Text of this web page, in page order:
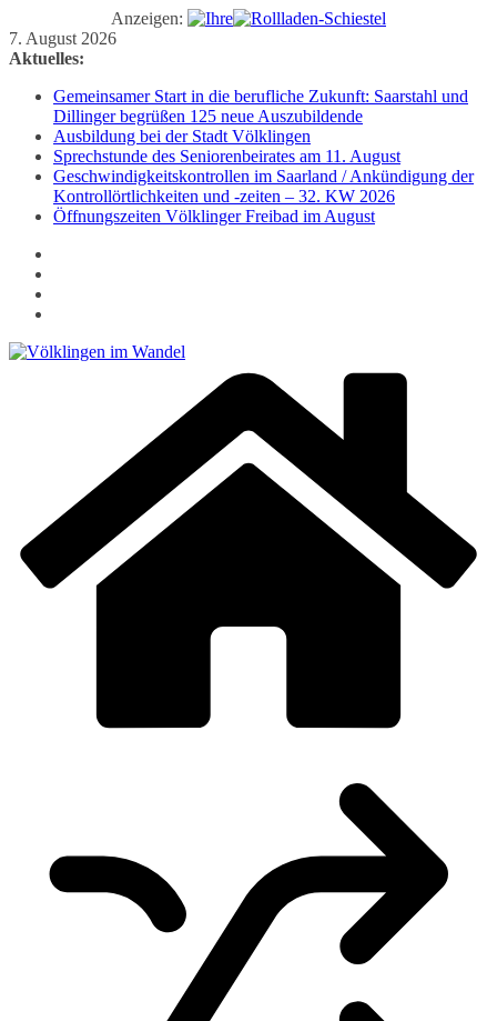
Anzeigen:
Zum
Inhalt
7. August 2026
Aktuelles:
Gemeinsamer Start in die berufliche Zukunft: Saarstahl und
Dillinger begrüßen 125 neue Auszubildende
Ausbildung bei der Stadt Völklingen
Sprechstunde des Seniorenbeirates am 11. August
Geschwindigkeitskontrollen im Saarland / Ankündigung der
Kontrollörtlichkeiten und -zeiten – 32. KW 2026
Öffnungszeiten Völklinger Freibad im August